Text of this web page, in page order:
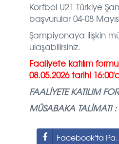
Korfbol U21 Türkiye
başvurular 04-08
Şampiyonaya ilişkin
ulaşabilirsiniz.
Faaliyete katılım
08.05.2026 tarihi
FAALİYETE KATILIM
MÜSABAKA TALİMATI :
Facebook'ta Paylaş